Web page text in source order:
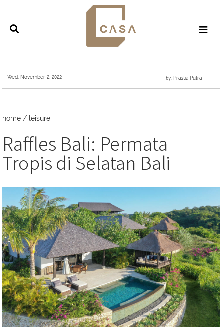
Wed, November 2, 2022 by: Prastia Putra
home / leisure
Raffles Bali: Permata
Tropis di Selatan Bali